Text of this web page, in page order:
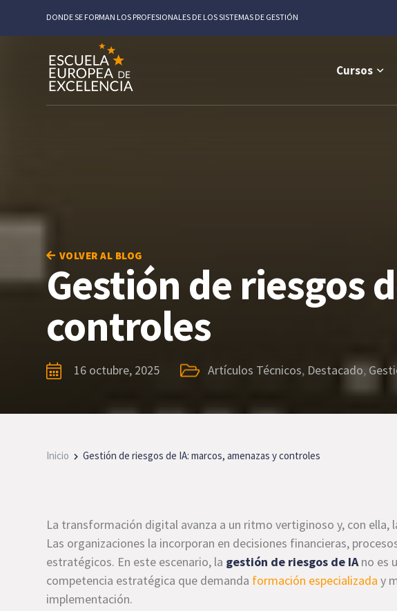
DONDE SE FORMAN LOS PROFESIONALES DE LOS SISTEMAS DE GESTIÓN
Cursos
VOLVER AL BLOG
Gestión de riesgos
controles
16 octubre, 2025 Artículos Técnicos, Destacado,
Inicio Gestión de riesgos de IA: marcos, amenazas y controles
La transformación digital avanza a un ritmo vertiginoso y, con
Las organizaciones la incorporan en decisiones financieras,
estratégicos. En este escenario, la gestión de riesgos de IAno es
competencia estratégica que demanda formación especializada y
implementación.